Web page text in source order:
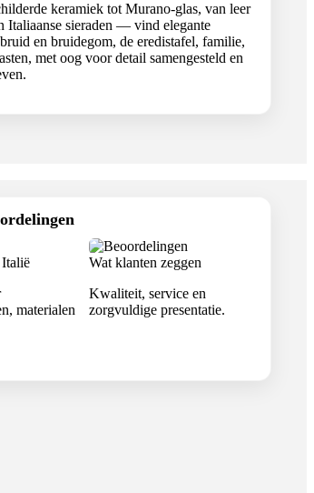
keramiek tot Murano-glas, van leer
Italiaanse sieraden — vind elegante
en bruidegom, de eredistafel, familie,
met oog voor detail samengesteld en
materialen
Wat klanten zeggen
Kwaliteit, service en
zorgvuldige presentatie.